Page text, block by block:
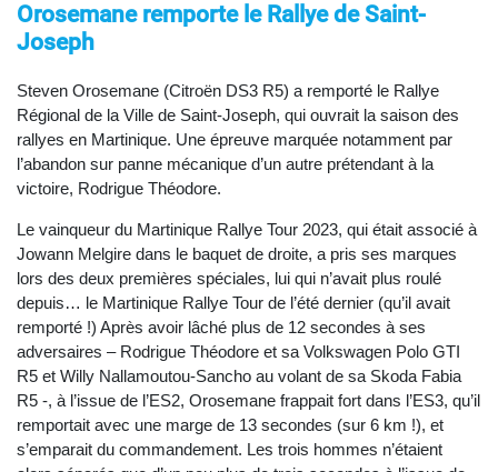
Orosemane remporte le Rallye de Saint-
Joseph
Steven Orosemane (Citroën DS3 R5) a remporté le Rallye
Régional de la Ville de Saint-Joseph, qui ouvrait la saison des
rallyes en Martinique. Une épreuve marquée notamment par
l’abandon sur panne mécanique d’un autre prétendant à la
victoire, Rodrigue Théodore.
Le vainqueur du Martinique Rallye Tour 2023, qui était associé à
Jowann Melgire dans le baquet de droite, a pris ses marques
lors des deux premières spéciales, lui qui n’avait plus roulé
depuis… le Martinique Rallye Tour de l’été dernier (qu’il avait
remporté !) Après avoir lâché plus de 12 secondes à ses
adversaires – Rodrigue Théodore et sa Volkswagen Polo GTI
R5 et Willy Nallamoutou-Sancho au volant de sa Skoda Fabia
R5 -, à l’issue de l’ES2, Orosemane frappait fort dans l’ES3, qu’il
remportait avec une marge de 13 secondes (sur 6 km !), et
s’emparait du commandement. Les trois hommes n’étaient